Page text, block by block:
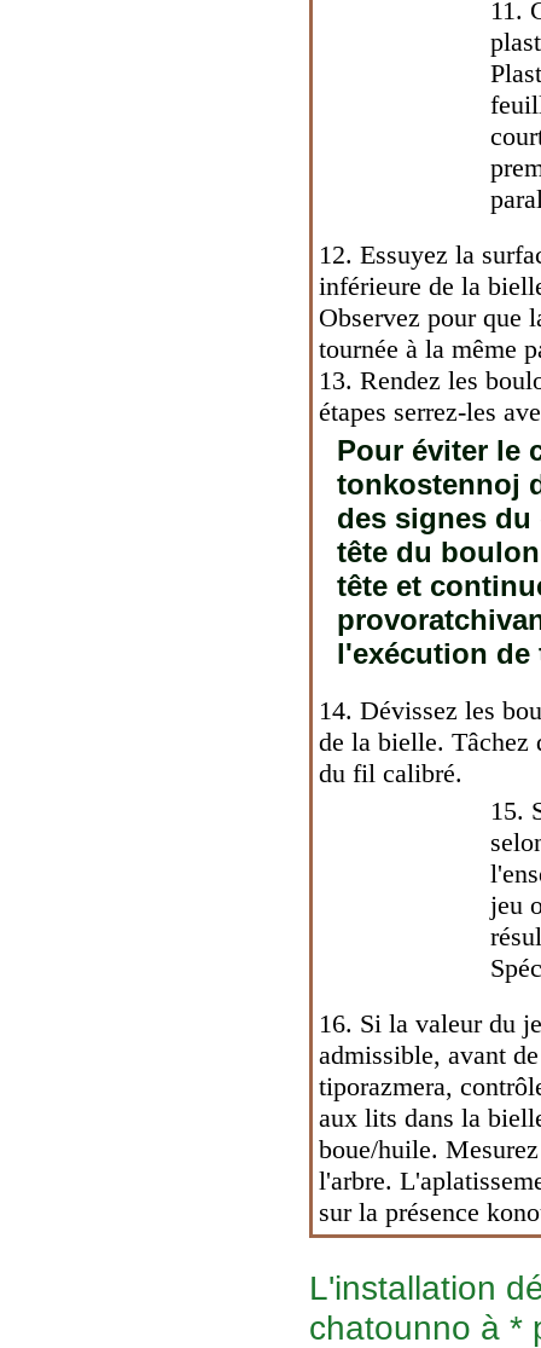
11.
12. Essuyez la
inférieure de la
Observez pour que
tournée à la même
13. Rendez les
étapes serrez-les
Pour éviter le
tonkostennoj
des signes du
tête du
tête et
l'exécution de
14. Dévissez les
de la bielle. Tâchez
du fil calibré.
15.
jeu
16. Si la valeur du
admissible, avant
tiporazmera,
aux lits dans la
boue/huile.
l'arbre.
sur la présence
L'installation
chatounno à *